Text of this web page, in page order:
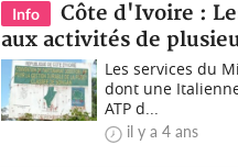
Info
Côte d'Ivoire :
aux activités de
Les services du
dont une Italienne
ATP d...
il y a 4 ans